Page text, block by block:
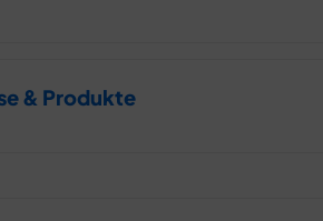
& Produkte